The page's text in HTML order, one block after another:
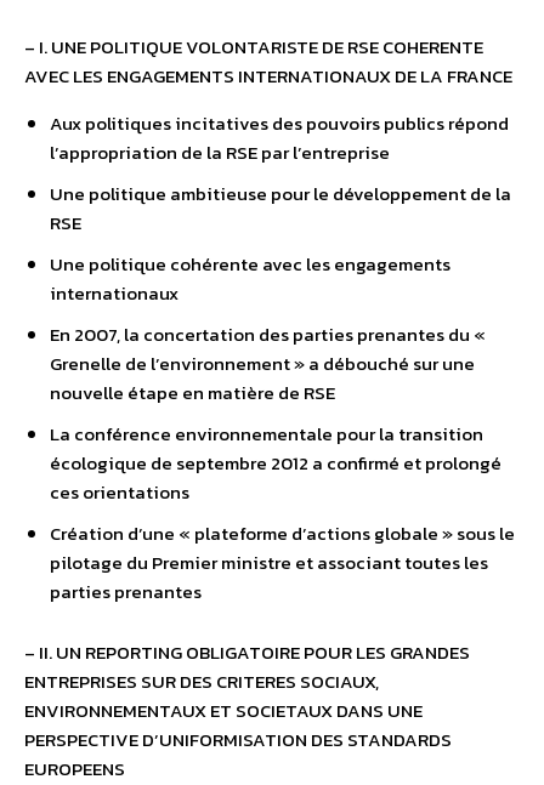
– I. UNE POLITIQUE VOLONTARISTE DE RSE COHERENTE
AVEC LES ENGAGEMENTS INTERNATIONAUX DE LA FRANCE
Aux politiques incitatives des pouvoirs publics répond
l’appropriation de la RSE par l’entreprise
Une politique ambitieuse pour le développement de la
RSE
Une politique cohérente avec les engagements
internationaux
En 2007, la concertation des parties prenantes du «
Grenelle de l’environnement » a débouché sur une
nouvelle étape en matière de RSE
La conférence environnementale pour la transition
écologique de septembre 2012 a confirmé et prolongé
ces orientations
Création d’une « plateforme d’actions globale » sous le
pilotage du Premier ministre et associant toutes les
parties prenantes
– II. UN REPORTING OBLIGATOIRE POUR LES GRANDES
ENTREPRISES SUR DES CRITERES SOCIAUX,
ENVIRONNEMENTAUX ET SOCIETAUX DANS UNE
PERSPECTIVE D’UNIFORMISATION DES STANDARDS
EUROPEENS